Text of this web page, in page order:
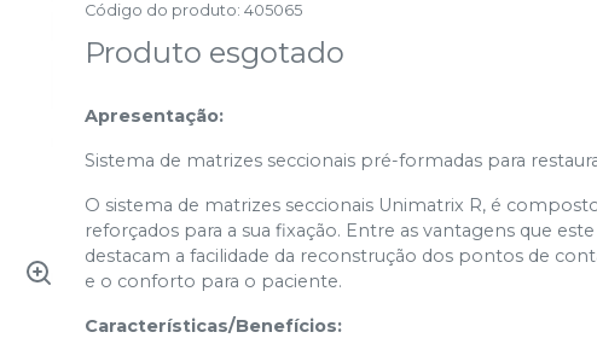
Código do produto:405065
Produto esgotado
Apresentação:
Sistema de matrizes seccionais pré-formadas para
O sistema de matrizes seccionais Unimatrix R, é
reforçados para a sua fixação. Entre as vantagens que
destacam a facilidade da reconstrução dos pontos de
e o conforto para o paciente.
Características/Benefícios: